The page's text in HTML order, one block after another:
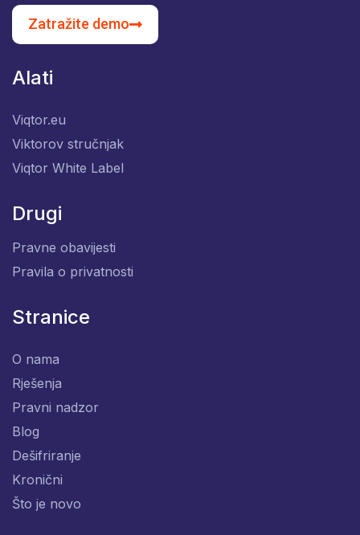
Zatražite demo
Alati
Viqtor.eu
Viktorov stručnjak
Viqtor White Label
Drugi
Pravne obavijesti
Pravila o privatnosti
Stranice
O nama
Rješenja
Pravni nadzor
Blog
Dešifriranje
Kronični
Što je novo